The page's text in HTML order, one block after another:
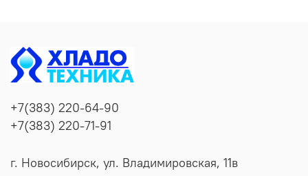
+7(383) 220-64-90
+7(383) 220-71-91
г. Новосибирск, ул. Владимировская, 11в